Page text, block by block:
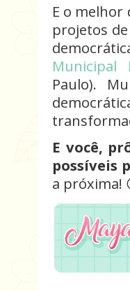
E o melhor
projetos
Municipal
Paulo).
E você,
possíveis
a próxima!